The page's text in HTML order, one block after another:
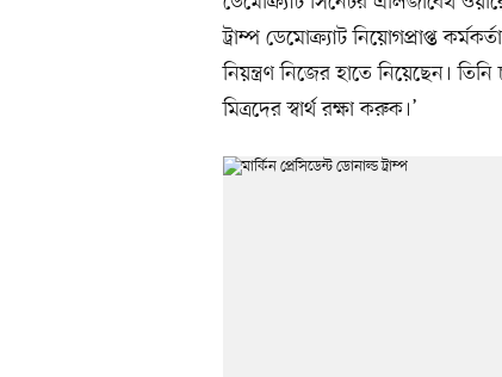
ট্রাম্প ডেমোক্র্যাট নিয়োগপ্রাপ্ত
নিয়ন্ত্রণ নিজের হাতে নিয়েছেন।
মিত্রদের স্বার্থ রক্ষা করুক।’